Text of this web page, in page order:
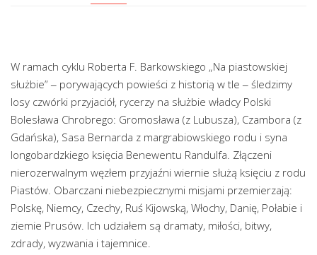
W ramach cyklu Roberta F. Barkowskiego „Na piastowskiej
służbie” ‒ porywających powieści z historią w tle ‒ śledzimy
losy czwórki przyjaciół, rycerzy na służbie władcy Polski
Bolesława Chrobrego: Gromosława (z Lubusza), Czambora (z
Gdańska), Sasa Bernarda z margrabiowskiego rodu i syna
longobardzkiego księcia Benewentu Randulfa. Złączeni
nierozerwalnym węzłem przyjaźni wiernie służą księciu z rodu
Piastów. Obarczani niebezpiecznymi misjami przemierzają:
Polskę, Niemcy, Czechy, Ruś Kijowską, Włochy, Danię, Połabie i
ziemie Prusów. Ich udziałem są dramaty, miłości, bitwy,
zdrady, wyzwania i tajemnice.